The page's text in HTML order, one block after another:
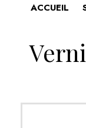
ACCUEIL